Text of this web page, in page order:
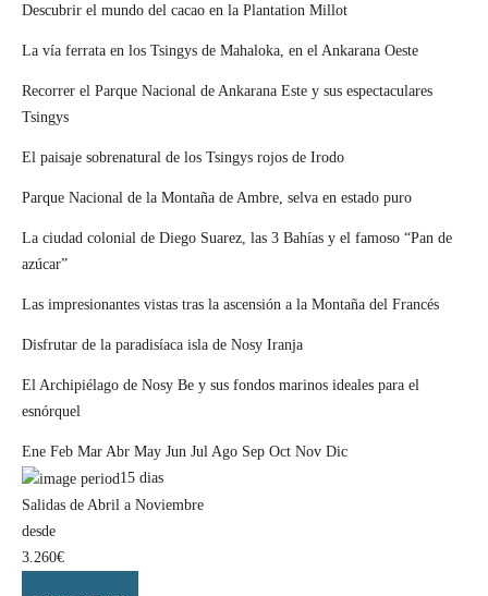
Descubrir el mundo del cacao en la Plantation Millot
La vía ferrata en los Tsingys de Mahaloka, en el Ankarana Oeste
Recorrer el Parque Nacional de Ankarana Este y sus espectaculares
Tsingys
El paisaje sobrenatural de los Tsingys rojos de Irodo
Parque Nacional de la Montaña de Ambre, selva en estado puro
La ciudad colonial de Diego Suarez, las 3 Bahías y el famoso “Pan de
azúcar”
Las impresionantes vistas tras la ascensión a la Montaña del Francés
Disfrutar de la paradisíaca isla de Nosy Iranja
El Archipiélago de Nosy Be y sus fondos marinos ideales para el
esnórquel
Ene Feb Mar Abr May Jun Jul Ago Sep Oct Nov Dic
15 dias
Salidas de Abril a Noviembre
desde
3.260€